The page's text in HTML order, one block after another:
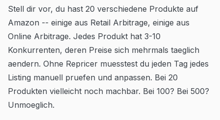
Stell dir vor, du hast 20 verschiedene Produkte auf
Amazon -- einige aus Retail Arbitrage, einige aus
Online Arbitrage. Jedes Produkt hat 3-10
Konkurrenten, deren Preise sich mehrmals taeglich
aendern. Ohne Repricer muesstest du jeden Tag jedes
Listing manuell pruefen und anpassen. Bei 20
Produkten vielleicht noch machbar. Bei 100? Bei 500?
Unmoeglich.